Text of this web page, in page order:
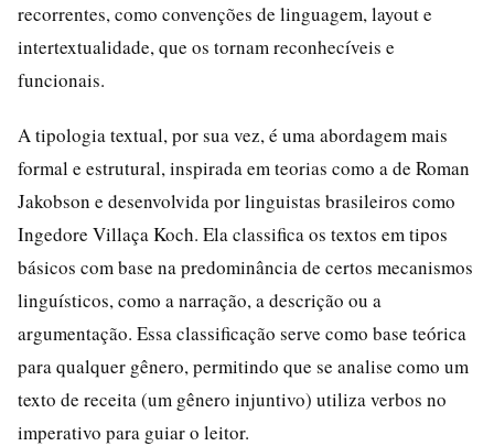
recorrentes, como convenções de linguagem, layout e
intertextualidade, que os tornam reconhecíveis e
funcionais.
A tipologia textual, por sua vez, é uma abordagem mais
formal e estrutural, inspirada em teorias como a de Roman
Jakobson e desenvolvida por linguistas brasileiros como
Ingedore Villaça Koch. Ela classifica os textos em tipos
básicos com base na predominância de certos mecanismos
linguísticos, como a narração, a descrição ou a
argumentação. Essa classificação serve como base teórica
para qualquer gênero, permitindo que se analise como um
texto de receita (um gênero injuntivo) utiliza verbos no
imperativo para guiar o leitor.